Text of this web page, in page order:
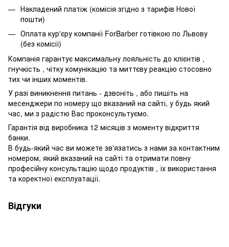
Накладений платіж (комісія згідно з тарифів Нової
пошти)
Оплата кур'єру компанії ForBarber готівкою по Львову
(без комісії)
Компанія гарантує максимальну лояльність до клієнтів ,
гнучкість , чітку комунікацію та миттєву реакцію стосовно
тих чи інших моментів.
У разі виникнення питань - дзвоніть , або пишіть на
месенджери по номеру що вказаний на сайті, у будь який
час, ми з радістю Вас проконсультуємо.
Гарантія від виробника 12 місяців з моменту відкриття
банки.
В будь-який час ви можете зв'язатись з нами за контактним
номером, який вказаний на сайті та отримати повну
професійну консультацію щодо продуктів , їх використання
та коректної експлуатації.
Відгуки